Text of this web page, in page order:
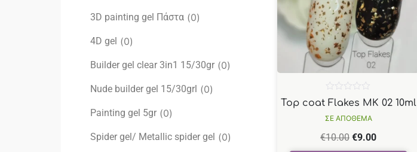
3D painting gel Πάστα (0)
4D gel (0)
Builder gel clear 3in1 15/30gr (0)
Nude builder gel 15/30grl (0)
Painting gel 5gr (0)
Spider gel/ Metallic spider gel (0)
ΣΕ ΑΠΟΘΕΜΑ
Top coat Flakes MK 02 10ml
€10.00 €9.00
Βαθμολογήθηκε
με
0
από
5